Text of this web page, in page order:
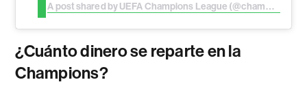
A post shared by UEFA Champions League (@championsleague)
¿Cuánto dinero se reparte en la
Champions?